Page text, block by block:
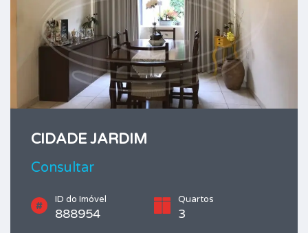
CIDADE JARDIM
Consultar
ID do Imóvel
888954
Quartos
3